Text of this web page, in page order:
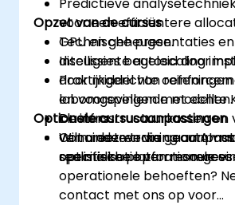
voor een efficiëntere
GPU en geheugen.
Intelligente autoscaling
door middel van
en voorspellende modellen.
De infrastructuurkosten en
verminderen via
optimalisatie van resources.
Opzet van de cursus
Technische presentaties
discussies begeleid door
Praktijkgerichte oefeningen
labomgevingen met echte
clusters.
Concreet werken aan AI-
realistische operationele
Optionele cursusaanpassingen
Wilt u deze training
specifieke
operationele behoeften?
contact met ons op voor